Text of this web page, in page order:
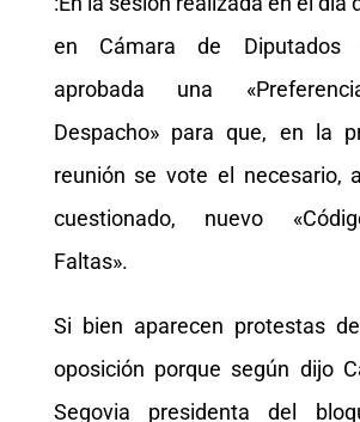
en Cámara de Diputados
aprobada una
Despacho» para que, en la
reunión se vote el necesario,
cuestionado, nuevo
Faltas».
Si bien aparecen protestas
oposición porque según dijo
Segovia presidenta del